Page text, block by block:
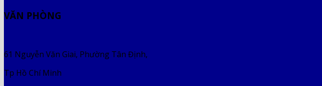
VĂN PHÒNG
61 Nguyễn Văn Giai, Phường Tân Định,
Tp Hồ Chí Minh